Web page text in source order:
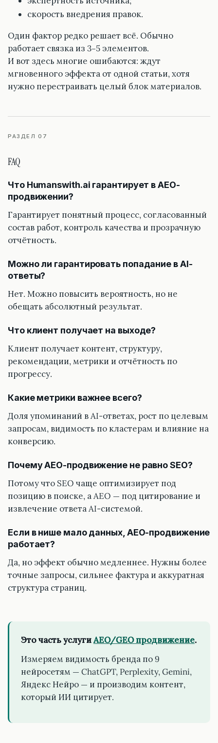
скорость внедрения правок.
Один фактор редко решает всё. Обычно
работает связка из 3–5 элементов.
И вот здесь многие ошибаются: ждут
мгновенного эффекта от одной статьи, хотя
нужно перестраивать целый блок материалов.
РАЗДЕЛ 07
FAQ
Что Humanswith.ai гарантирует в AEO-
продвижении?
Гарантирует понятный процесс, согласованный
состав работ, контроль качества и прозрачную
отчётность.
Можно ли гарантировать попадание в AI-
ответы?
Нет. Можно повысить вероятность, но не
обещать абсолютный результат.
Что клиент получает на выходе?
Клиент получает контент, структуру,
рекомендации, метрики и отчётность по
прогрессу.
Какие метрики важнее всего?
Доля упоминаний в AI-ответах, рост по целевым
запросам, видимость по кластерам и влияние на
конверсию.
Почему AEO-продвижение не равно SEO?
Потому что SEO чаще оптимизирует под
позицию в поиске, а AEO — под цитирование и
извлечение ответа AI-системой.
Если в нише мало данных, AEO-продвижение
работает?
Да, но эффект обычно медленнее. Нужны более
точные запросы, сильнее фактура и аккуратная
структура страниц.
Это часть услугиAEO/GEO продвижение.
Измеряем видимость бренда по 9
нейросетям — ChatGPT, Perplexity, Gemini,
Яндекс Нейро — и производим контент,
который ИИ цитирует.